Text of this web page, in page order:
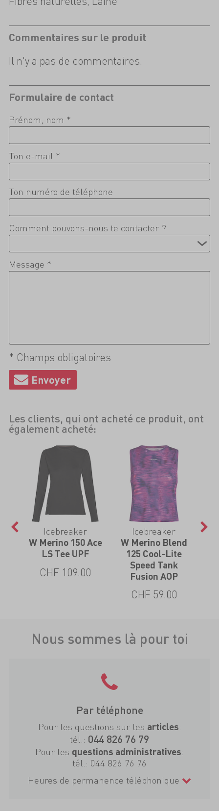
Commentaires sur le produit
Il n'y a pas de commentaires.
Formulaire de contact
Prénom, nom *
Ton e-mail *
Ton numéro de téléphone
Comment pouvons-nous te contacter ?
Message *
* Champs obligatoires
Les clients, qui ont acheté ce produit, ont
également acheté:
Icebreaker
W Merino 150 Ace
LS Tee UPF
CHF 109.00
Icebreaker
W Merino Blend
125 Cool-Lite
Speed Tank
Fusion AOP
CHF 59.00
Nous sommes là pour toi
Par téléphone
Pour les questions sur les articles:
tél.: 044 826 76 79
Pour les questions administratives:
tél.: 044 826 76 76
Heures de permanence téléphonique